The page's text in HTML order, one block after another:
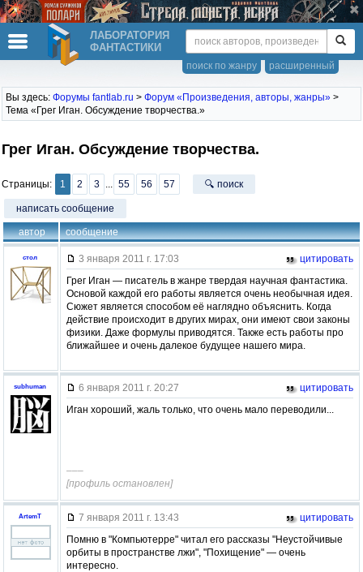
ЛАБОРАТОРИЯ
ФАНТАСТИКИ
расширенный
поиск по жанру
Вы здесь: Форумы fantlab.ru > Форум «Произведения, авторы, жанры» >
Тема «Грег Иган. Обсуждение творчества.»
Грег Иган. Обсуждение творчества.
Страницы: 1 2 3 ... 55 56 57 🔍 поиск
написать сообщение
автор сообщение
стол 3 января 2011 г. 17:03
цитировать
Грег Иган — писатель в жанре твердая научная фантастика.
Основой каждой его работы является очень необычная идея.
Сюжет является способом её наглядно объяснить. Когда
действие происходит в других мирах, они имеют свои законы
физики. Даже формулы приводятся. Также есть работы про
ближайшее и очень далекое будущее нашего мира.
subhuman 6 января 2011 г. 20:27
цитировать
Иган хороший, жаль только, что очень мало переводили...
–––
[профиль остановлен]
ArtemT 7 января 2011 г. 13:43
цитировать
Помню в "Компьютерре" читал его рассказы "Неустойчивые
орбиты в пространстве лжи", "Похищение" — очень
интересно.